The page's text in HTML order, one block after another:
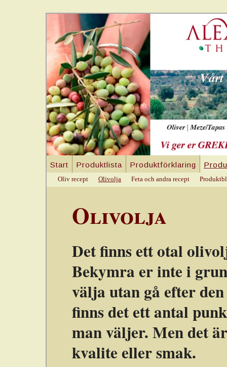
Start Produktlista Produktförklaring
Oliv recept Olivolja Feta och andra recept
Olivolja
Det finns ett otal
Bekymra er inte i
välja utan gå efter
finns det ett antal
man väljer. Men det
kvalite eller smak.